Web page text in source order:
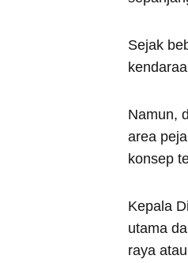
Sejak
Namun,
area
konsep
Kepala
utama
raya